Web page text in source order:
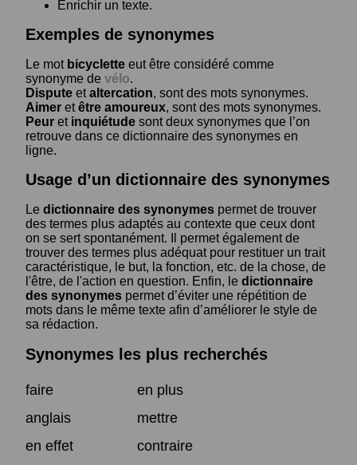
Enrichir un texte.
Exemples de synonymes
Le mot bicyclette eut être considéré comme
synonyme de vélo.
Dispute etaltercation, sont des mots synonymes.
Aimer etêtre amoureux, sont des mots synonymes.
Peur et inquiétude sont deux synonymes que l’on
retrouve dans ce dictionnaire des synonymes en
ligne.
Usage d’un dictionnaire des synonymes
Le dictionnaire des synonymes permet de trouver
des termes plus adaptés au contexte que ceux dont
on se sert spontanément. Il permet également de
trouver des termes plus adéquat pour restituer un trait
caractéristique, le but, la fonction, etc. de la chose, de
l'être, de l'action en question. Enfin, le dictionnaire
des synonymes permet d’éviter une répétition de
mots dans le même texte afin d’améliorer le style de
sa rédaction.
Synonymes les plus recherchés
faire
en plus
anglais
mettre
en effet
contraire